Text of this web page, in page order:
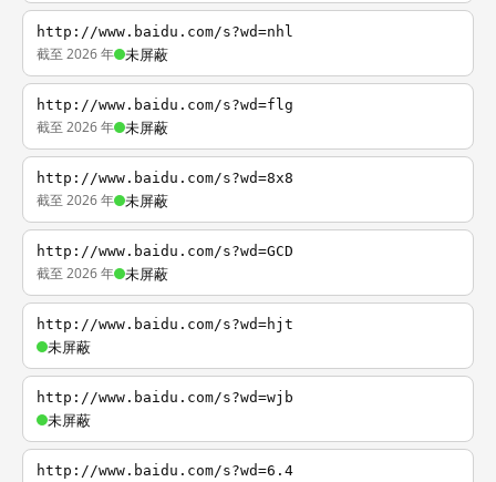
http://www.baidu.com/s?wd=nhl
截至 2026 年 未屏蔽
http://www.baidu.com/s?wd=flg
截至 2026 年 未屏蔽
http://www.baidu.com/s?wd=8x8
截至 2026 年 未屏蔽
http://www.baidu.com/s?wd=GCD
截至 2026 年 未屏蔽
http://www.baidu.com/s?wd=hjt
未屏蔽
http://www.baidu.com/s?wd=wjb
未屏蔽
http://www.baidu.com/s?wd=6.4